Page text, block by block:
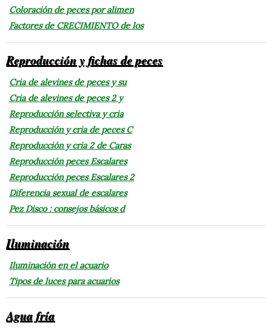
Coloración de peces por alimen
Factores de CRECIMIENTO de los
Reproducción y fichas de peces
Cria de alevines de peces y su
Cria de alevines de peces 2 y
Reproducción selectiva y cria
Reproducción y cria de peces C
Reproducción y cria 2 de Caras
Reproducción peces Escalares
Reproducción peces Escalares 2
Diferencia sexual de escalares
Pez Disco : consejos básicos d
Iluminación
Iluminación en el acuario
Tipos de luces para acuarios
Agua fría